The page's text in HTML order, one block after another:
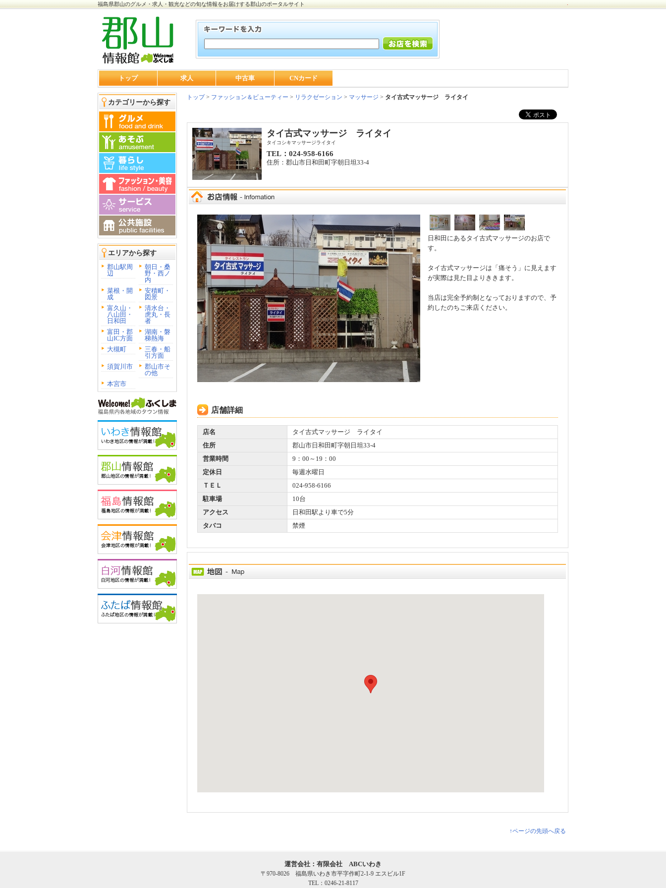
福島県郡山のグルメ・求人・観光などの旬な情報をお届けする郡山のポータルサイト
トップ 求人 中古車 CNカード
カテゴリーから探す
エリアから探す
郡山駅周
辺
朝日・桑
野・西ノ
内
菜根・開
成
安積町・
図景
富久山・
八山田・
日和田
清水台・
虎丸・長
者
富田・郡
山IC方面
湖南・磐
梯熱海
大槻町
三春・船
引方面
須賀川市
郡山市そ
の他
本宮市
トップ> ファッション＆ビューティー > リラクゼーション > マッサージ > タイ古式マッサージ ライタイ
タイ古式マッサージ ライタイ
タイコシキマッサージライタイ
TEL：024-958-6166
住所：郡山市日和田町字朝日坦33-4
日和田にあるタイ古式マッサージのお店で
す。
タイ古式マッサージは「痛そう」に見えます
が実際は見た目よりききます。
当店は完全予約制となっておりますので、予
約したのちご来店ください。
店舗詳細
店名
タイ古式マッサージ ライタイ
住所
郡山市日和田町字朝日坦33-4
営業時間
9：00～19：00
定休日
毎週水曜日
ＴＥＬ
024-958-6166
駐車場
10台
アクセス
日和田駅より車で5分
タバコ
禁煙
↑ページの先頭へ戻る
運営会社：有限会社 ABCいわき
〒970-8026 福島県いわき市平字作町2-1-9 エスビル1F
TEL：0246-21-8117